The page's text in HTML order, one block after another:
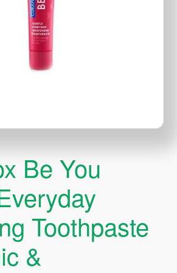
Be You
Toothpaste
&